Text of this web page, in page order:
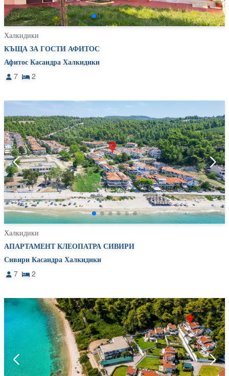
Халкидики
КЪЩА ЗА ГОСТИ АФИТОС
Афитос Касандра Халкидики
7 2
Халкидики
АПАРТАМЕНТ КЛЕОПАТРА СИВИРИ
Сивири Касандра Халкидики
7 2